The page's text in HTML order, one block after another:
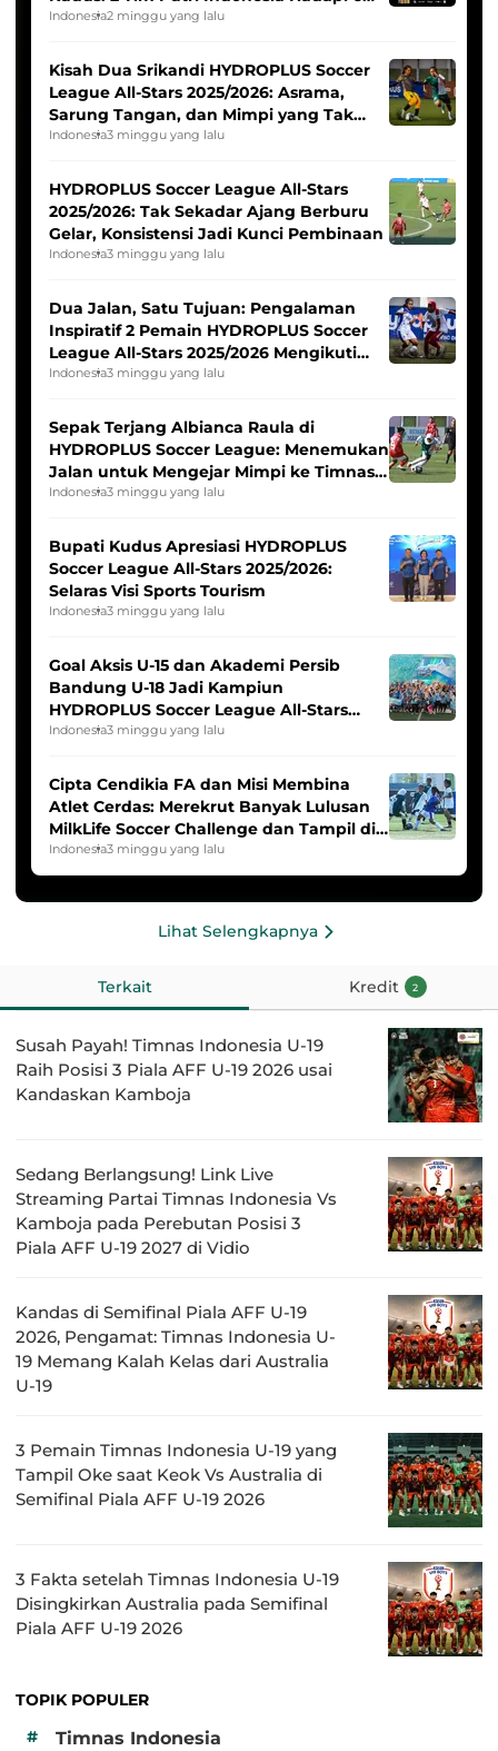
Tim Asia
Indonesia2 minggu yang lalu
Kisah Dua Srikandi HYDROPLUS Soccer
League All-Stars 2025/2026: Asrama,
Sarung Tangan, dan Mimpi yang Tak
Pernah Padam
Indonesia3 minggu yang lalu
HYDROPLUS Soccer League All-Stars
2025/2026: Tak Sekadar Ajang Berburu
Gelar, Konsistensi Jadi Kunci Pembinaan
Indonesia3 minggu yang lalu
Dua Jalan, Satu Tujuan: Pengalaman
Inspiratif 2 Pemain HYDROPLUS Soccer
League All-Stars 2025/2026 Mengikuti
Seleksi Timnas Indonesia Putri
Indonesia3 minggu yang lalu
Sepak Terjang Albianca Raula di
HYDROPLUS Soccer League: Menemukan
Jalan untuk Mengejar Mimpi ke Timnas
Indonesia Putri
Indonesia3 minggu yang lalu
Bupati Kudus Apresiasi HYDROPLUS
Soccer League All-Stars 2025/2026:
Selaras Visi Sports Tourism
Indonesia3 minggu yang lalu
Goal Aksis U-15 dan Akademi Persib
Bandung U-18 Jadi Kampiun
HYDROPLUS Soccer League All-Stars
2025/2026
Indonesia3 minggu yang lalu
Cipta Cendikia FA dan Misi Membina
Atlet Cerdas: Merekrut Banyak Lulusan
MilkLife Soccer Challenge dan Tampil di
HYDROPLUS Soccer League
Indonesia3 minggu yang lalu
Lihat Selengkapnya
Terkait Kredit 2
Susah Payah! Timnas Indonesia U-19
Raih Posisi 3 Piala AFF U-19 2026 usai
Kandaskan Kamboja
Sedang Berlangsung! Link Live
Streaming Partai Timnas Indonesia Vs
Kamboja pada Perebutan Posisi 3
Piala AFF U-19 2027 di Vidio
Kandas di Semifinal Piala AFF U-19
2026, Pengamat: Timnas Indonesia U-
19 Memang Kalah Kelas dari Australia
U-19
3 Pemain Timnas Indonesia U-19 yang
Tampil Oke saat Keok Vs Australia di
Semifinal Piala AFF U-19 2026
3 Fakta setelah Timnas Indonesia U-19
Disingkirkan Australia pada Semifinal
Piala AFF U-19 2026
TOPIK POPULER
#
Timnas Indonesia